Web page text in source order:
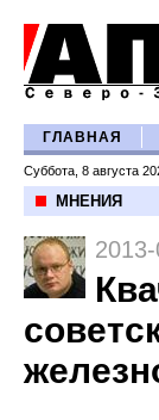
ГЛАВНАЯ
Суббота, 8 августа
МНЕНИЯ